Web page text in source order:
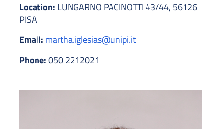
Location: LUNGARNO PACINOTTI 43/44, 56126
PISA
Email: martha.iglesias@unipi.it
Phone:050 2212021